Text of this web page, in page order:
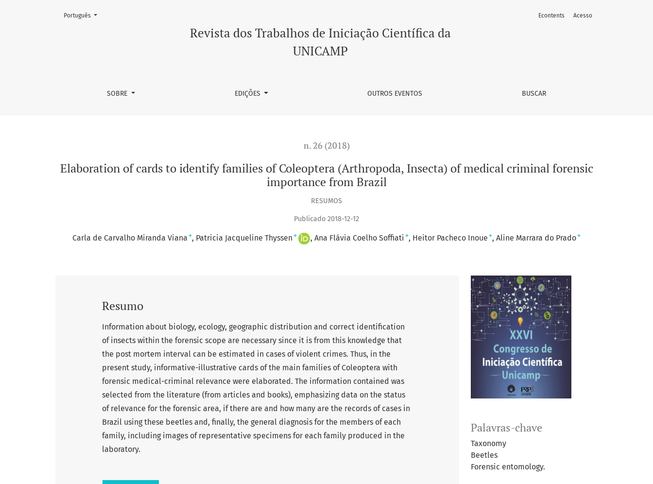
Elaboration of cards to identify families of Coleoptera (Arthropoda, Insecta) of medical criminal forensic importance from Brazil
Revista dos Trabalhos de Iniciação Científica da
UNICAMP
SOBRE EDIÇÕES OUTROS EVENTOS BUSCAR
Econtents Acesso
Mudar o idioma. O atual é:
Português
n. 26 (2018)
Elaboration of cards to identify families of Coleoptera (Arthropoda, Insecta) of medical criminal forensic
importance from Brazil
RESUMOS
Publicado 2018-12-12
Carla de Carvalho Miranda Viana + Patricia Jacqueline Thyssen + Ana Flávia Coelho Soffiati + Heitor Pacheco Inoue + Aline Marrara do Prado+
Palavras-chave
Taxonomy
Beetles
Forensic entomology.
Resumo
Information about biology, ecology, geographic distribution and correct identification
of insects within the forensic scope are necessary since it is from this knowledge that
the post mortem interval can be estimated in cases of violent crimes. Thus, in the
present study, informative-illustrative cards of the main families of Coleoptera with
forensic medical-criminal relevance were elaborated. The information contained was
selected from the literature (from articles and books), emphasizing data on the status
of relevance for the forensic area, if there are and how many are the records of cases in
Brazil using these beetles and, finally, the general diagnosis for the members of each
family, including images of representative specimens for each family produced in the
laboratory.